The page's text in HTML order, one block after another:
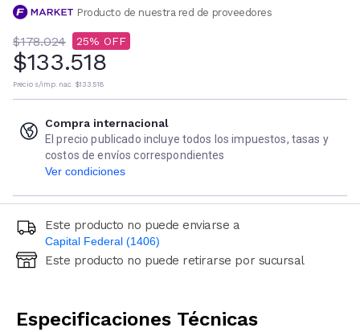
Producto de nuestra red de proveedores
$178.024 25
$133.518
Precio s/imp. nac. $133.518
Compra internacional
El precio publicado incluye todos los impuestos, tasas y
costos de envíos correspondientes
Ver condiciones
Este producto no puede enviarse a
Capital Federal (1406)
Ingresá código postal (sólo números)
Este producto no puede retirarse por sucursal
Especificaciones Técnicas